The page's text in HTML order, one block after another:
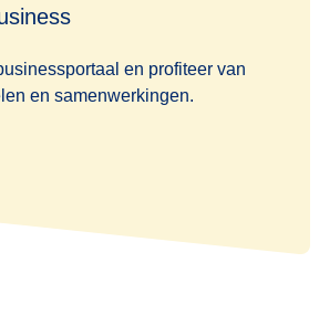
en profiteer van
en samenwerkingen.